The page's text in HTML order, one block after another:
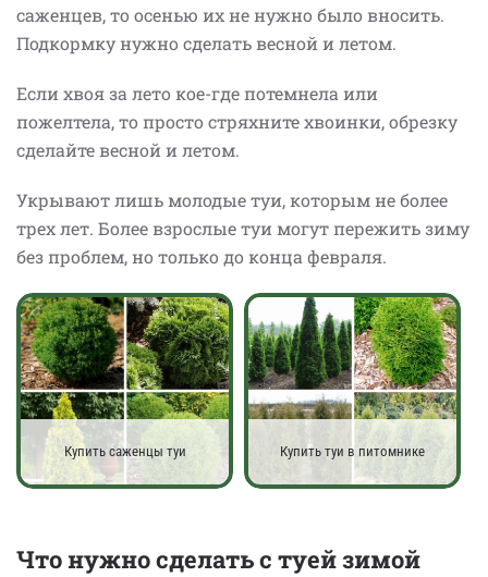
саженцев, то осенью их не нужно было вносить.
Подкормку нужно сделать весной и летом.
Если хвоя за лето кое-где потемнела или
пожелтела, то просто стряхните хвоинки, обрезку
сделайте весной и летом.
Укрывают лишь молодые туи, которым не более
трех лет. Более взрослые туи могут пережить зиму
без проблем, но только до конца февраля.
Купить саженцы туи Купить туи в питомнике
Что нужно сделать с туей зимой